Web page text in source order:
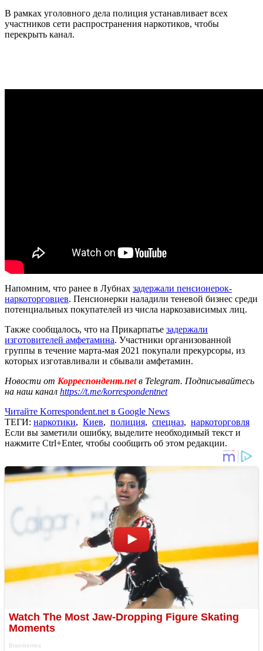
В рамках уголовного дела полиция устанавливает всех
участников сети распространения наркотиков, чтобы
перекрыть канал.
Напомним, что ранее в Лубнах задержали пенсионерок-
наркоторговцев. Пенсионерки наладили теневой бизнес среди
потенциальных покупателей из числа наркозависимых лиц.
Также сообщалось, что на Прикарпатье задержали
изготовителей амфетамина. Участники организованной
группы в течение марта-мая 2021 покупали прекурсоры, из
которых изготавливали и сбывали амфетамин.
Новости от Корреспондент.netв Telegram. Подписывайтесь
на наш канал https://t.me/korrespondentnet
Читайте Korrespondent.net в Google News
ТЕГИ: наркотики, Киев, полиция, спецназ, наркоторговля
Если вы заметили ошибку, выделите необходимый текст и
нажмите Ctrl+Enter, чтобы сообщить об этом редакции.